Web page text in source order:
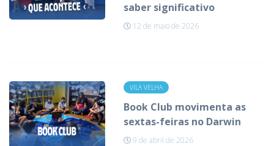
saber significativo
12 de maio de 2026
VILA VELHA
Book Club movimenta as
sextas-feiras no Darwin
9 de abril de 2026